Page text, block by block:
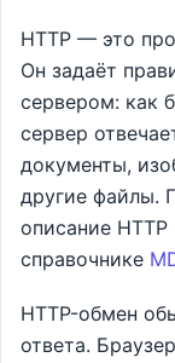
HTTP — это
Он задаёт
сервером: как
сервер
документы,
другие файлы.
описание
справочнике
HTTP-обмен
ответа.